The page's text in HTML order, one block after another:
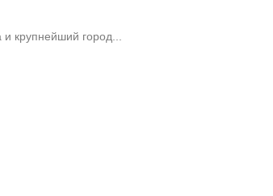
крупнейший город...